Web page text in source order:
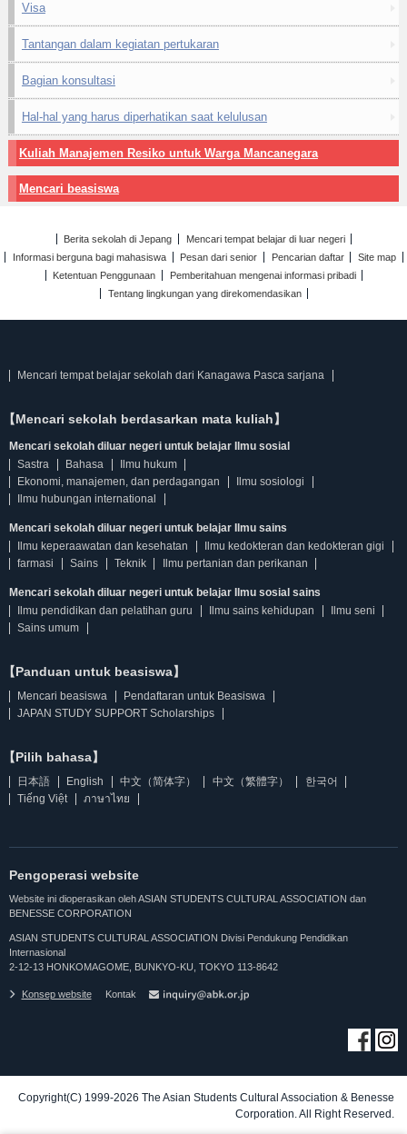
Visa
Tantangan dalam kegiatan pertukaran
Bagian konsultasi
Hal-hal yang harus diperhatikan saat kelulusan
Kuliah Manajemen Resiko untuk Warga Mancanegara
Mencari beasiswa
Berita sekolah di Jepang
Mencari tempat belajar di luar negeri
Informasi berguna bagi mahasiswa
Pesan dari senior Pencarian daftar
Site map
Ketentuan Penggunaan
Pemberitahuan mengenai informasi pribadi
Tentang lingkungan yang direkomendasikan
Mencari tempat belajar sekolah dari Kanagawa Pasca sarjana
【Mencari sekolah berdasarkan mata kuliah】
Mencari sekolah diluar negeri untuk belajar Ilmu sosial
Sastra
Bahasa
Ilmu hukum
Ekonomi, manajemen, dan perdagangan
Ilmu sosiologi
Ilmu hubungan international
Mencari sekolah diluar negeri untuk belajar Ilmu sains
Ilmu keperaawatan dan kesehatan
Ilmu kedokteran dan kedokteran gigi
farmasi
Sains Teknik Ilmu pertanian dan perikanan
Mencari sekolah diluar negeri untuk belajar Ilmu sosial sains
Ilmu pendidikan dan pelatihan guru
Ilmu sains kehidupan
Ilmu seni
Sains umum
【Panduan untuk beasiswa】
Mencari beasiswa
Pendaftaran untuk Beasiswa
JAPAN STUDY SUPPORT Scholarships
【Pilih bahasa】
日本語 English 中文（简体字） 中文（繁體字）
한국어
Tiếng Việt
ภาษาไทย
Pengoperasi website
Website ini dioperasikan oleh ASIAN STUDENTS CULTURAL ASSOCIATION dan
BENESSE CORPORATION
ASIAN STUDENTS CULTURAL ASSOCIATION Divisi Pendukung Pendidikan
Internasional
2-12-13 HONKOMAGOME, BUNKYO-KU, TOKYO 113-8642
Konsep website Kontak
Copyright(C) 1999-2026 The Asian Students Cultural Association & Benesse
Corporation. All Right Reserved.